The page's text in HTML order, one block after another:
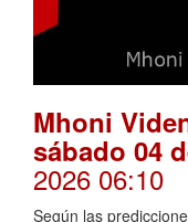
Mhoni
sábado 04
2026 06:10
Según las